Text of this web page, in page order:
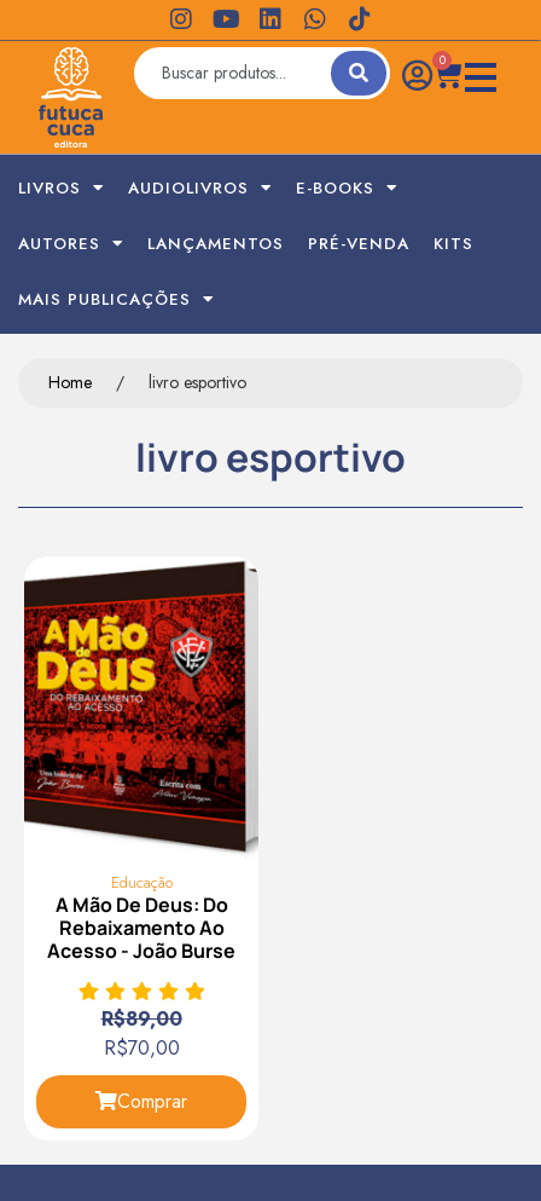
0
LIVROS AUDIOLIVROS E-BOOKS
AUTORES LANÇAMENTOS PRÉ-VENDA KITS
MAIS PUBLICAÇÕES
Home / livro esportivo
livro esportivo
Educação
A Mão De Deus: Do
Rebaixamento Ao
Acesso - João Burse
R$89,00
R$70,00
Comprar